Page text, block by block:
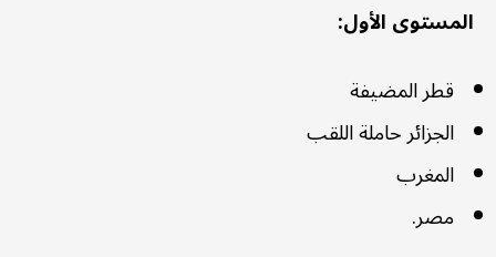
المستوى الأول:
قطر المضيفة
الجزائر حاملة اللقب
المغرب
مصر.